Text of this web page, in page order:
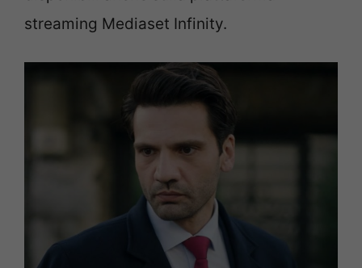
streaming Mediaset Infinity.